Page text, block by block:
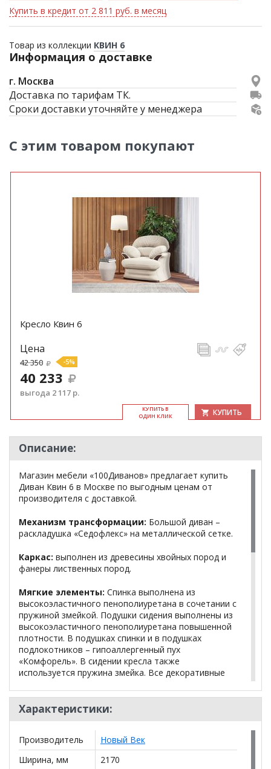
Купить в кредит от 2 811 руб. в месяц
Товар из коллекции КВИН 6
Информация о доставке
г. Москва
Доставка по тарифам ТК.
Сроки доставки уточняйте у менеджера
С этим товаром покупают
Кресло Квин 6
Цена
42 350 -5%
40 233
выгода 2 117 р.
КУ­ПИТЬ В
ОДИН КЛИК
КУПИТЬ
Описание:
Магазин мебели «100Диванов» предлагает купить
Диван Квин 6 в Москве по выгодным ценам от
производителя с доставкой.
Механизм трансформации: Большой диван –
раскладушка «Седофлекс» на металлической сетке.
Каркас: выполнен из древесины хвойных пород и
фанеры лиственных пород.
Мягкие элементы: Спинка выполнена из
высокоэластичного пенополиуретана в сочетании с
пружиной змейкой. Подушки сидения выполнены из
высокоэластичного пенополиуретана повышенной
плотности. В подушках спинки и в подушках
подлокотников – гипоаллергенный пух
«Комфорель». В сидении кресла также
используется пружина змейка. Все декоративные
Габаритные размеры (БД):
Глубина – 1050 мм.
Характеристики:
Производитель
Новый Век
Ширина, мм
2170